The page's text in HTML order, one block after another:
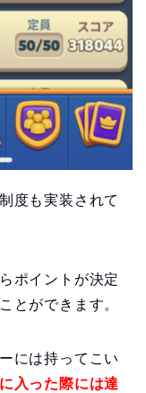
度も実装されて
ポイントが決定
とができます。
には持ってこい
入った際には達